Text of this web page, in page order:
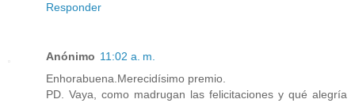
Responder
Anónimo 11:02 a. m.
Enhorabuena.Merecidísimo premio.
PD. Vaya, como madrugan las felicitaciones y qué alegría